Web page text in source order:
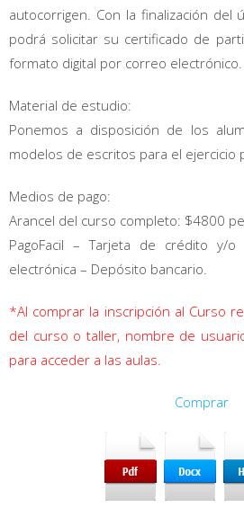
autocorrigen. Con la finalización del
podrá solicitar su certificado de
formato digital por correo electrónico.
Material de estudio:
Ponemos a disposición de los
modelos de escritos para el ejercicio
Medios de pago:
Arancel del curso completo: $4800
PagoFacil – Tarjeta de crédito y/
electrónica – Depósito bancario.
*Al comprar la inscripción al Curso
del curso o taller, nombre de
para acceder a las aulas.
Comprar